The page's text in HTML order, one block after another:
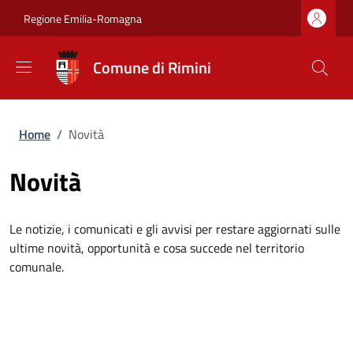
Regione Emilia-Romagna
Comune di Rimini
Briciole di pane
Home / Novità
Novità
Le notizie, i comunicati e gli avvisi per restare aggiornati sulle
ultime novità, opportunità e cosa succede nel territorio
comunale.